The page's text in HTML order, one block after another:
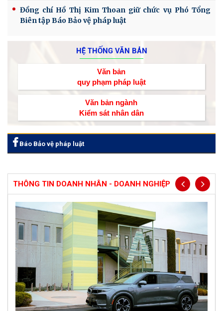
Đồng chí Hồ Thị Kim Thoan giữ chức vụ Phó Tổng
Biên tập Báo Bảo vệ pháp luật
HỆ THỐNG VĂN BẢN
Văn bản
quy phạm pháp luật
Văn bản ngành
Kiểm sát nhân dân
Báo Bảo vệ pháp luật
THÔNG TIN DOANH NHÂN - DOANH NGHIỆP